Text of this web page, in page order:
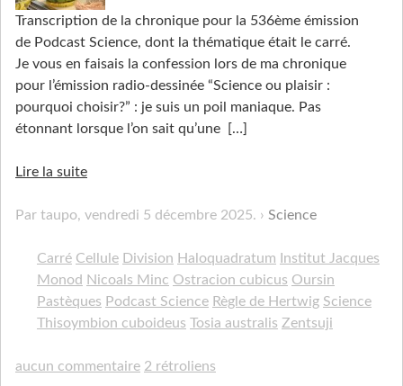
Transcription de la chronique pour la 536ème émission
de Podcast Science, dont la thématique était le carré.
Je vous en faisais la confession lors de ma chronique
pour l’émission radio-dessinée “Science ou plaisir :
pourquoi choisir?” : je suis un poil maniaque. Pas
étonnant lorsque l’on sait qu’une
[…]
Lire la suite
Par taupo, vendredi 5 décembre 2025. Science
Carré Cellule Division Haloquadratum Institut Jacques
Monod Nicoals Minc Ostracion cubicus Oursin
Pastèques Podcast Science Règle de Hertwig Science
Thisoymbion cuboideus Tosia australis Zentsuji
aucun commentaire 2 rétroliens